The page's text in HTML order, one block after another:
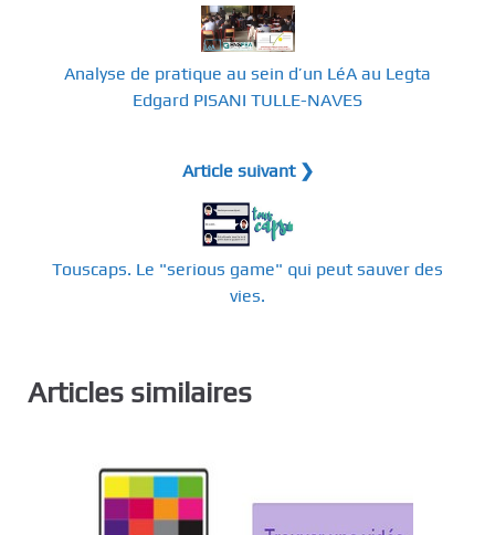
Analyse de pratique au sein d’un LéA au Legta
Edgard PISANI TULLE-NAVES
Article suivant ❯
Touscaps. Le "serious game" qui peut sauver des
vies.
Articles similaires